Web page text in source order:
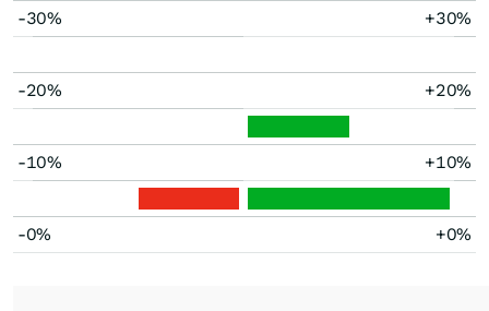
-30% +30%
-20% +20%
-10% +10%
-0% +0%